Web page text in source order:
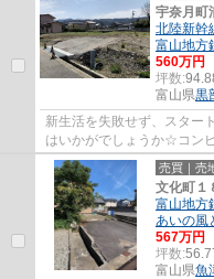
宇奈月町
北陸新幹
富山地方
560万円
坪数:
富山県黒
新生活を失敗せず、スター
はいかがでしょうか☆コン
(352m)て急な買い物があ
売買｜売
文化町１
富山地方
あいの風
567万円
坪数:
富山県魚